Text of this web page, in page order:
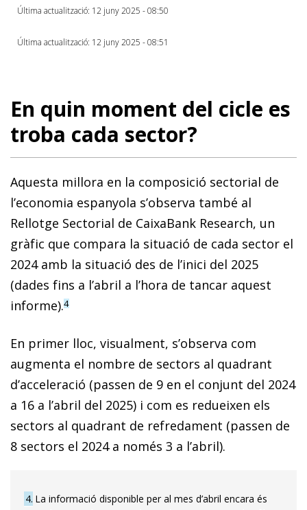
Última actualització: 12 juny 2025 - 08:50
Última actualització: 12 juny 2025 - 08:51
En quin moment del cicle es
troba cada sector?
Aquesta millora en la composició sectorial de
l’economia espanyola s’observa també al
Rellotge Sectorial de CaixaBank Research, un
gràfic que compara la situació de cada sector el
2024 amb la situació des de l’inici del 2025
(dades fins a l’abril a l’hora de tancar aquest
informe).4
En primer lloc, visualment, s’observa com
augmenta el nombre de sectors al quadrant
d’acceleració (passen de 9 en el conjunt del 2024
a 16 a l’abril del 2025) i com es redueixen els
sectors al quadrant de refredament (passen de
8 sectors el 2024 a només 3 a l’abril).
4 La informació disponible per al mes d’abril encara és